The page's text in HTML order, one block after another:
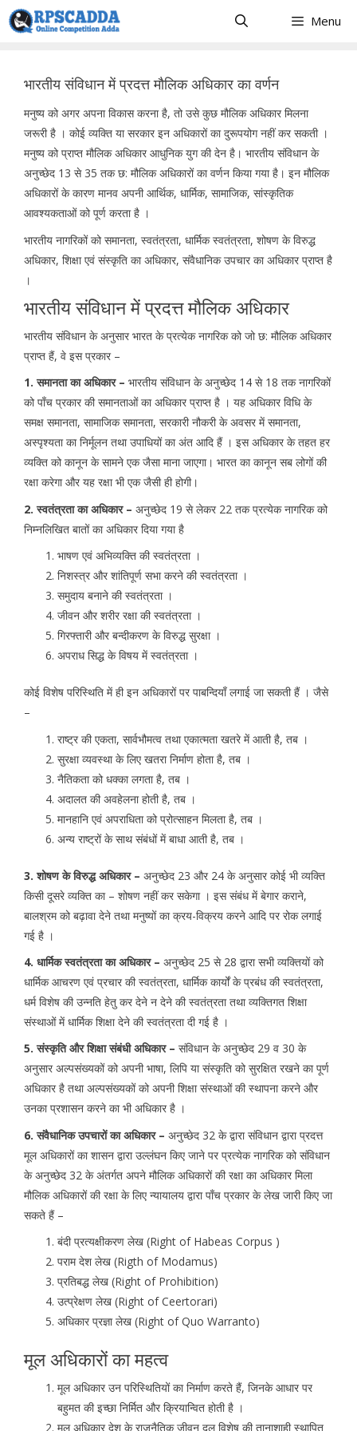
Skip
to
Menu
भारतीय संविधान में प्रदत्त मौलिक अधिकार का वर्णन
मनुष्य को अगर अपना विकास करना है, तो उसे कुछ मौलिक अधिकार मिलना
जरूरी है । कोई व्यक्ति या सरकार इन अधिकारों का दुरूपयोग नहीं कर सकती ।
मनुष्य को प्राप्त मौलिक अधिकार आधुनिक युग की देन है। भारतीय संविधान के
अनुच्छेद 13 से 35 तक छ: मौलिक अधिकारों का वर्णन किया गया है। इन मौलिक
अधिकारों के कारण मानव अपनी आर्थिक, धार्मिक, सामाजिक, सांस्कृतिक
आवश्यकताओं को पूर्ण करता है ।
भारतीय नागरिकों को समानता, स्वतंत्रता, धार्मिक स्वतंत्रता, शोषण के विरुद्ध
अधिकार, शिक्षा एवं संस्कृति का अधिकार, संवैधानिक उपचार का अधिकार प्राप्त है
।
भारतीय संविधान में प्रदत्त मौलिक अधिकार
भारतीय संविधान के अनुसार भारत के प्रत्येक नागरिक को जो छ: मौलिक अधिकार
प्राप्त हैं, वे इस प्रकार –
1. समानता का अधिकार – भारतीय संविधान के अनुच्छेद 14 से 18 तक नागरिकों
को पाँच प्रकार की समानताओं का अधिकार प्राप्त है । यह अधिकार विधि के
समक्ष समानता, सामाजिक समानता, सरकारी नौकरी के अवसर में समानता,
अस्पृश्यता का निर्मूलन तथा उपाधियों का अंत आदि हैं । इस अधिकार के तहत हर
व्यक्ति को कानून के सामने एक जैसा माना जाएगा। भारत का कानून सब लोगों की
रक्षा करेगा और यह रक्षा भी एक जैसी ही होगी।
2. स्वतंत्रता का अधिकार – अनुच्छेद 19 से लेकर 22 तक प्रत्येक नागरिक को
निम्नलिखित बातों का अधिकार दिया गया है
भाषण एवं अभिव्यक्ति की स्वतंत्रता ।
निशस्त्र और शांतिपूर्ण सभा करने की स्वतंत्रता ।
समुदाय बनाने की स्वतंत्रता ।
जीवन और शरीर रक्षा की स्वतंत्रता ।
गिरफ्तारी और बन्दीकरण के विरुद्ध सुरक्षा ।
अपराध सिद्ध के विषय में स्वतंत्रता ।
कोई विशेष परिस्थिति में ही इन अधिकारों पर पाबन्दियाँ लगाई जा सकती हैं । जैसे
–
राष्ट्र की एकता, सार्वभौमत्व तथा एकात्मता खतरे में आती है, तब ।
सुरक्षा व्यवस्था के लिए खतरा निर्माण होता है, तब ।
नैतिकता को धक्का लगता है, तब ।
अदालत की अवहेलना होती है, तब ।
मानहानि एवं अपराधिता को प्रोत्साहन मिलता है, तब ।
अन्य राष्ट्रों के साथ संबंधों में बाधा आती है, तब ।
3. शोषण के विरुद्ध अधिकार – अनुच्छेद 23 और 24 के अनुसार कोई भी व्यक्ति
किसी दूसरे व्यक्ति का – शोषण नहीं कर सकेगा । इस संबंध में बेगार कराने,
बालश्रम को बढ़ावा देने तथा मनुष्यों का क्रय-विक्रय करने आदि पर रोक लगाई
गई है ।
4. धार्मिक स्वतंत्रता का अधिकार – अनुच्छेद 25 से 28 द्वारा सभी व्यक्तियों को
धार्मिक आचरण एवं प्रचार की स्वतंत्रता, धार्मिक कार्यों के प्रबंध की स्वतंत्रता,
धर्म विशेष की उन्नति हेतु कर देने न देने की स्वतंत्रता तथा व्यक्तिगत शिक्षा
संस्थाओं में धार्मिक शिक्षा देने की स्वतंत्रता दी गई है ।
5. संस्कृति और शिक्षा संबंधी अधिकार – संविधान के अनुच्छेद 29 व 30 के
अनुसार अल्पसंख्यकों को अपनी भाषा, लिपि या संस्कृति को सुरक्षित रखने का पूर्ण
अधिकार है तथा अल्पसंख्यकों को अपनी शिक्षा संस्थाओं की स्थापना करने और
उनका प्रशासन करने का भी अधिकार है ।
6. संवैधानिक उपचारों का अधिकार – अनुच्छेद 32 के द्वारा संविधान द्वारा प्रदत्त
मूल अधिकारों का शासन द्वारा उल्लंघन किए जाने पर प्रत्येक नागरिक को संविधान
के अनुच्छेद 32 के अंतर्गत अपने मौलिक अधिकारों की रक्षा का अधिकार मिला
मौलिक अधिकारों की रक्षा के लिए न्यायालय द्वारा पाँच प्रकार के लेख जारी किए जा
सकते हैं –
बंदी प्रत्यक्षीकरण लेख (Right of Habeas Corpus )
पराम देश लेख (Rigth of Modamus)
प्रतिबद्ध लेख (Right of Prohibition)
उत्प्रेक्षण लेख (Right of Ceertorari)
अधिकार प्रज्ञा लेख (Right of Quo Warranto)
मूल अधिकारों का महत्व
मूल अधिकार उन परिस्थितियों का निर्माण करते हैं, जिनके आधार पर
बहुमत की इच्छा निर्मित और क्रियान्वित होती है ।
मूल अधिकार देश के राजनैतिक जीवन दल विशेष की तानाशाही स्थापित